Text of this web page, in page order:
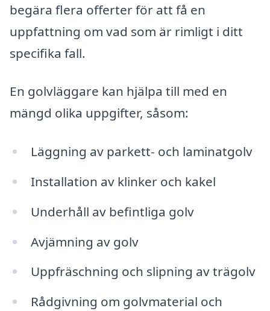
begära flera offerter för att få en
uppfattning om vad som är rimligt i ditt
specifika fall.
En golvläggare kan hjälpa till med en
mängd olika uppgifter, såsom:
Läggning av parkett- och laminatgolv
Installation av klinker och kakel
Underhåll av befintliga golv
Avjämning av golv
Uppfräschning och slipning av trägolv
Rådgivning om golvmaterial och